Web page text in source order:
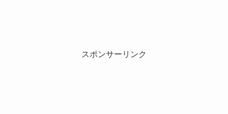
スポンサーリンク